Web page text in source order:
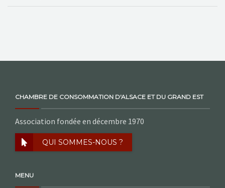
CHAMBRE DE CONSOMMATION D'ALSACE ET DU GRAND EST
Association fondée en décembre 1970
QUI SOMMES-NOUS ?
MENU